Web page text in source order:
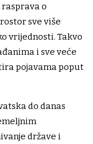
o
sve više
vrijednosti. Takvo
i sve veće
pojavama poput
do danas
države i